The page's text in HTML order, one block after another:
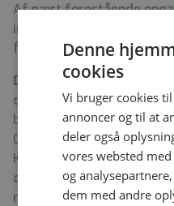
Af nært forestående
implementering af
forestående flytning af
Dine opgaver som del af
del af afdelingens
består af
Oversygeplejersker. Du
Kvalitetsudvalg og LMU.
desuden tværgående
rækker ud af afdelingen
Denne
cookies
Vi bruger cookies
annoncer og til at
deler også
vores websted
og
dem med andre